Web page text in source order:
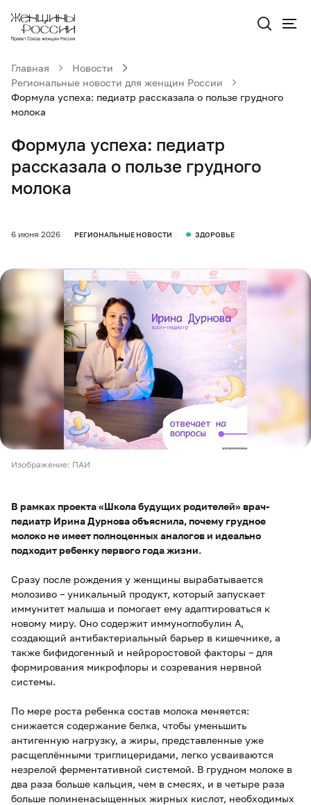
Главная
Новости
Региональные новости для женщин России
Формула успеха: педиатр рассказала о пользе грудного
молока
Формула успеха: педиатр
рассказала о пользе грудного
молока
6 июня 2026 РЕГИОНАЛЬНЫЕ НОВОСТИ ЗДОРОВЬЕ
Изображение: ПАИ
В рамках проекта «Школа будущих родителей» врач-
педиатр Ирина Дурнова объяснила, почему грудное
молоко не имеет полноценных аналогов и идеально
подходит ребенку первого года жизни.
Сразу после рождения у женщины вырабатывается
молозиво – уникальный продукт, который запускает
иммунитет малыша и помогает ему адаптироваться к
новому миру. Оно содержит иммуноглобулин А,
создающий антибактериальный барьер в кишечнике, а
также бифидогенный и нейроростовой факторы – для
формирования микрофлоры и созревания нервной
системы.
По мере роста ребенка состав молока меняется:
снижается содержание белка, чтобы уменьшить
антигенную нагрузку, а жиры, представленные уже
расщеплёнными триглицеридами, легко усваиваются
незрелой ферментативной системой. В грудном молоке в
два раза больше кальция, чем в смесях, и в четыре раза
больше полиненасыщенных жирных кислот, необходимых